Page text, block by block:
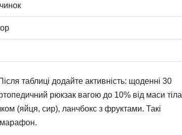
таблиці додайте активність: щоденні 30
рюкзак вагою до 10% від маси тіла
(яйця, сир), ланчбокс з фруктами. Такі
марафон.